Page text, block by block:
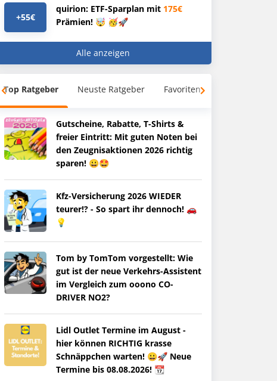
+55€
quirion: ETF-Sparplan mit 175€
Prämien! 🤯 🥳🚀
Alle anzeigen
Top Ratgeber Neuste Ratgeber Favoriten
Gutscheine, Rabatte, T-Shirts &
freier Eintritt: Mit guten Noten bei
den Zeugnisaktionen 2026 richtig
sparen! 😀🤩
Kfz-Versicherung 2026 WIEDER
teurer!? - So spart ihr dennoch! 🚗
💡
Tom by TomTom vorgestellt: Wie
gut ist der neue Verkehrs-Assistent
im Vergleich zum ooono CO-
DRIVER NO2?
Lidl Outlet Termine im August -
hier können RICHTIG krasse
Schnäppchen warten! 😀🚀 Neue
Termine bis 08.08.2026! 📆